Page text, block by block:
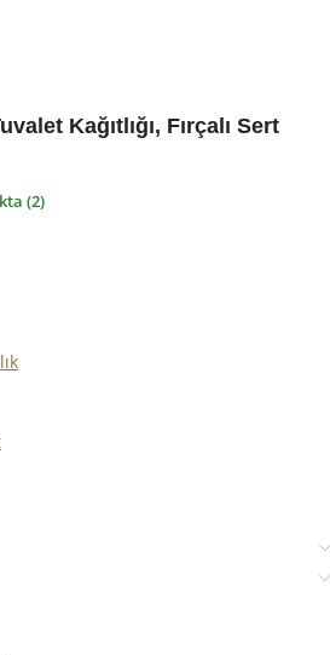
Kağıtlığı, Fırçalı Sert
(2)